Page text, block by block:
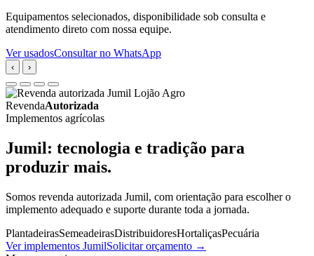
Equipamentos selecionados, disponibilidade sob consulta e
atendimento direto com nossa equipe.
Ver usadosConsultar no WhatsApp
‹ ›
RevendaAutorizada
Implementos agrícolas
Jumil: tecnologia e tradição para
produzir mais.
Somos revenda autorizada Jumil, com orientação para escolher o
implemento adequado e suporte durante toda a jornada.
PlantadeirasSemeadeirasDistribuidoresHortaliçasPecuária
Ver implementos JumilSolicitar orçamento →